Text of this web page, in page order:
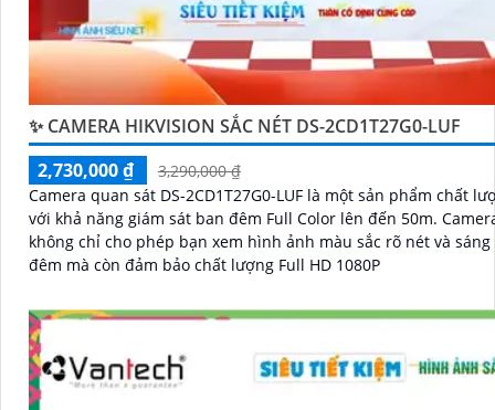
✨ CAMERA HIKVISION SẮC NÉT DS-2CD1T27G0-LUF
2,730,000 ₫
3,290,000 ₫
Camera quan sát DS-2CD1T27G0-LUF là một sản phẩm chất
với khả năng giám sát ban đêm Full Color lên đến 50m. Camera này
không chỉ cho phép bạn xem hình ảnh màu sắc rõ nét và
đêm mà còn đảm bảo chất lượng Full HD 1080P